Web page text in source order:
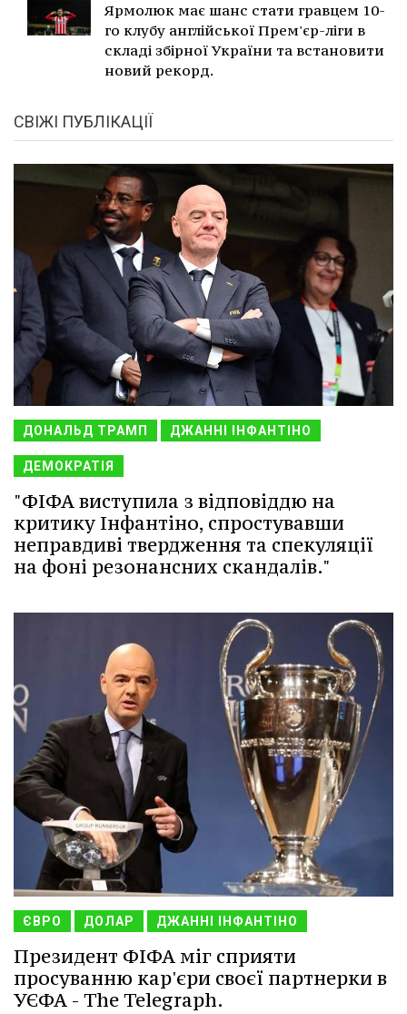
Ярмолюк має шанс стати гравцем 10-
го клубу англійської Прем'єр-ліги в
складі збірної України та встановити
новий рекорд.
СВІЖІ ПУБЛІКАЦІЇ
ДОНАЛЬД ТРАМП ДЖАННІ ІНФАНТІНО
ДЕМОКРАТІЯ
"ФІФА виступила з відповіддю на
критику Інфантіно, спростувавши
неправдиві твердження та спекуляції
на фоні резонансних скандалів."
ЄВРО ДОЛАР ДЖАННІ ІНФАНТІНО
Президент ФІФА міг сприяти
просуванню кар'єри своєї партнерки в
УЄФА - The Telegraph.